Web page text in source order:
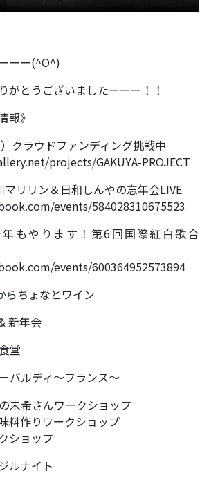
ーー(^O^)
がとうございましたーーー！！
報》
クラウドファンディング挑戦中
projects/GAKUYA-PROJECT
リリン＆日和しんやの忘年会LIVE
events/584028310675523
もやります！第6回国際紅白歌合
events/600364952573894
ちょなとワイン
新年会
堂
バルディ〜フランス〜
未希さんワークショップ
料作りワークショップ
ショップ
ルナイト